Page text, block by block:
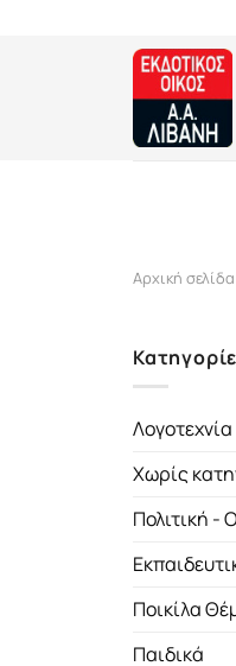
Αρχική σελίδα
Λογοτεχνία
Χωρίς
Πολιτική -
Ποικίλα
Παιδικά